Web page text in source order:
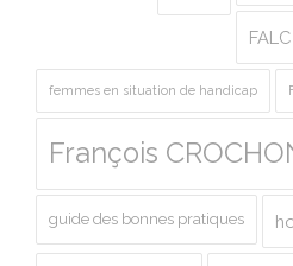
FALC
femmes en situation de handicap
François
guide des bonnes pratiques